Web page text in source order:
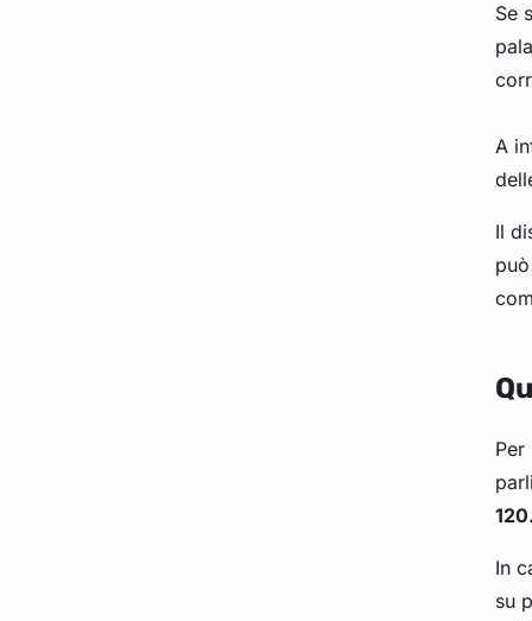
Se
A
Il
In
su